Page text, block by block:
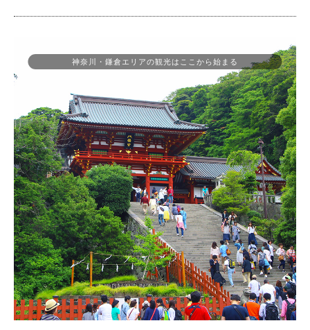
神奈川・鎌倉エリアの観光はここから始まる